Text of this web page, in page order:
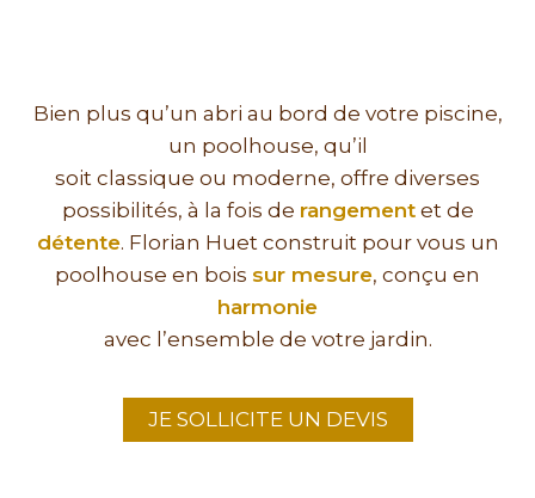
Bien plus qu’un abri au bord de votre piscine,
un poolhouse, qu’il
soit classique ou moderne, offre diverses
possibilités, à la fois de rangementet de
détente. Florian Huet construit pour vous un
poolhouse en bois sur mesure, conçu en
harmonie
avec l’ensemble de votre jardin.
JE SOLLICITE UN DEVIS